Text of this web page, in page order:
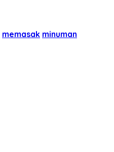
memasak minuman